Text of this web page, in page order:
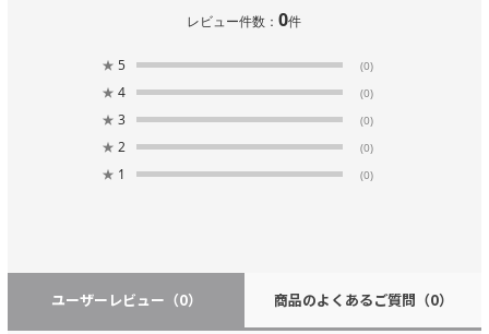
レビュー件数：0件
★ 5 (0)
★ 4 (0)
★ 3 (0)
★ 2 (0)
★ 1 (0)
ユーザーレビュー （0） 商品のよくあるご質問 （0）